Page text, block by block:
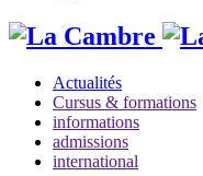
Actualités
Cursus & formations
informations
admissions
international